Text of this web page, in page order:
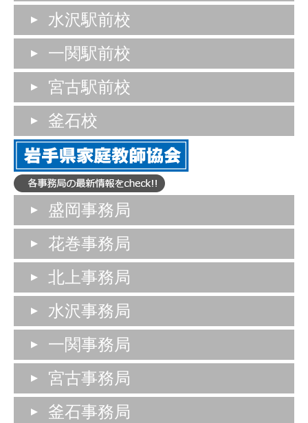
水沢駅前校
一関駅前校
宮古駅前校
釜石校
盛岡事務局
花巻事務局
北上事務局
水沢事務局
一関事務局
宮古事務局
釜石事務局